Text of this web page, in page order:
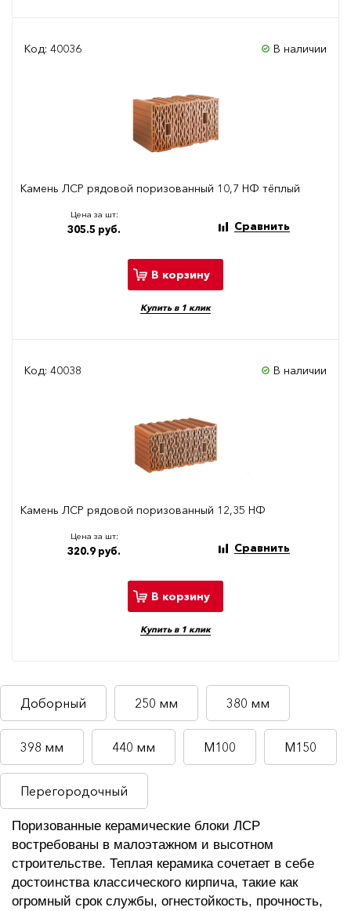
Код: 40036 В наличии
Камень ЛСР рядовой поризованный 10,7 НФ тёплый
Цена за шт:
305.5 руб. Сравнить
В корзину
Купить в 1 клик
Код: 40038 В наличии
Камень ЛСР рядовой поризованный 12,35 НФ
Цена за шт:
320.9 руб. Сравнить
В корзину
Купить в 1 клик
Доборный 250 мм 380 мм
398 мм 440 мм М100 М150
Перегородочный
Поризованные керамические блоки ЛСР
востребованы в малоэтажном и высотном
строительстве. Теплая керамика сочетает в себе
достоинства классического кирпича, такие как
огромный срок службы, огнестойкость, прочность,